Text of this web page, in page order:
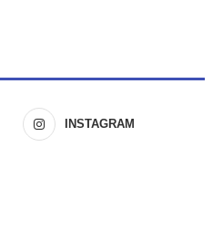
INSTAGRAM